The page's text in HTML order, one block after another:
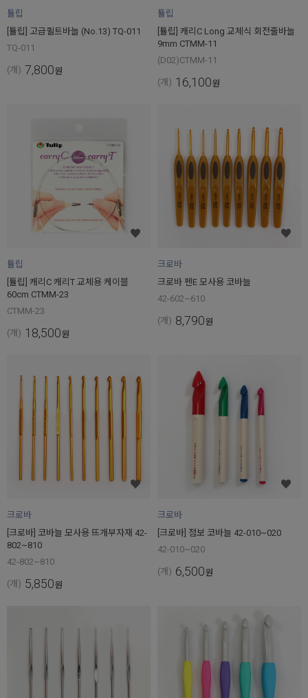
튤립
[튤립] 고급퀼트바늘 (No.13) TQ-011
TQ-011
(개) 7,800원
튤립
[튤립] 캐리C Long 교체식 회전줄바늘
9mm CTMM-11
(D02)CTMM-11
(개) 16,100원
튤립
[튤립] 캐리C 캐리T 교체용 케이블
60cm CTMM-23
CTMM-23
(개) 18,500원
크로바
크로바 펜E 모사용 코바늘
42-602~610
(개) 8,790원
크로바
[크로바] 코바늘 모사용 뜨개부자재 42-
802~810
42-802~810
(개) 5,850원
크로바
[크로바] 점보 코바늘 42-010~020
42-010~020
(개) 6,500원